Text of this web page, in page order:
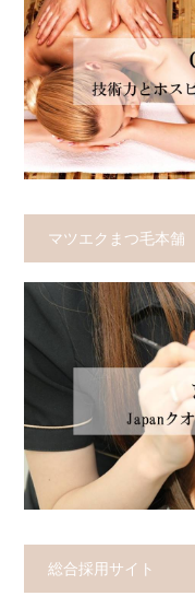
マツエクまつ毛本舗
総合採用サイト